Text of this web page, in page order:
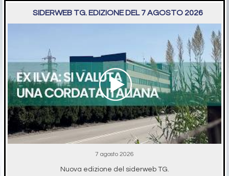
SIDERWEB TG. EDIZIONE DEL 7 AGOSTO 2026
7 agosto 2026
Nuova edizione del siderweb TG.